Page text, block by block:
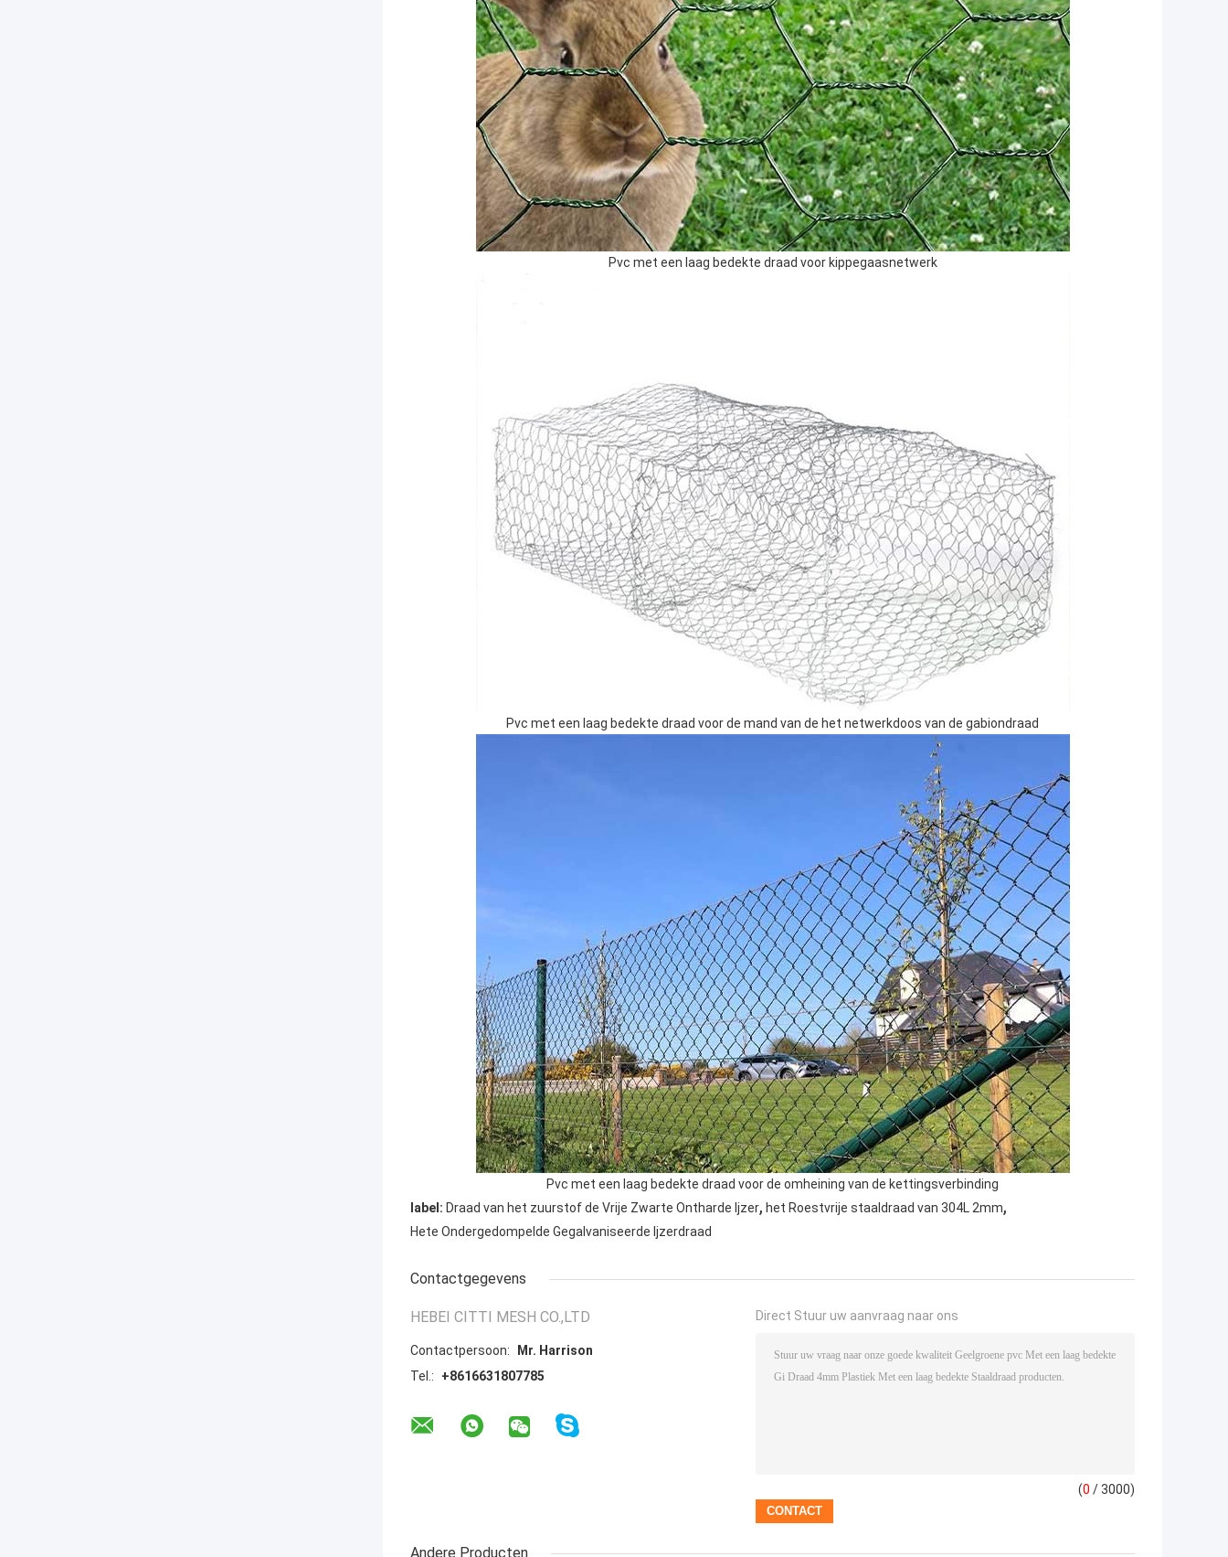
Pvc met een laag bedekte draad voor kippegaasnetwerk
Pvc met een laag bedekte draad voor de mand van de het netwerkdoos van de gabiondraad
Pvc met een laag bedekte draad voor de omheining van de kettingsverbinding
label: Draad van het zuurstof de Vrije Zwarte Ontharde Ijzer, het Roestvrije staaldraad van 304L 2mm,
Hete Ondergedompelde Gegalvaniseerde Ijzerdraad
Contactgegevens
HEBEI CITTI MESH CO.,LTD
Contactpersoon:
Mr. Harrison
Tel.:
+8616631807785
Direct Stuur uw aanvraag naar ons
(0 / 3000)
Andere Producten